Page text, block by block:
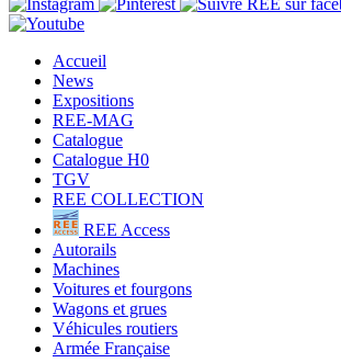
Accueil
News
Expositions
REE-MAG
Catalogue
Catalogue H0
TGV
REE COLLECTION
REE Access
Autorails
Machines
Voitures et fourgons
Wagons et grues
Véhicules routiers
Armée Française